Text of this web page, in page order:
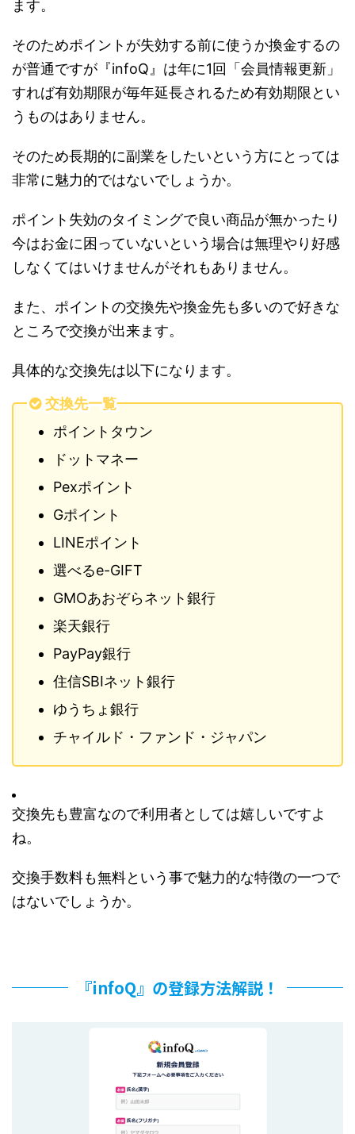
ます。
そのためポイントが失効する前に使うか換金するの
が普通ですが『infoQ』は年に1回「会員情報更新」
すれば有効期限が毎年延長されるため有効期限とい
うものはありません。
そのため長期的に副業をしたいという方にとっては
非常に魅力的ではないでしょうか。
ポイント失効のタイミングで良い商品が無かったり
今はお金に困っていないという場合は無理やり好感
しなくてはいけませんがそれもありません。
また、ポイントの交換先や換金先も多いので好きな
ところで交換が出来ます。
具体的な交換先は以下になります。
交換先一覧
ポイントタウン
ドットマネー
Pexポイント
Gポイント
LINEポイント
選べるe-GIFT
GMOあおぞらネット銀行
楽天銀行
PayPay銀行
住信SBIネット銀行
ゆうちょ銀行
チャイルド・ファンド・ジャパン
交換先も豊富なので利用者としては嬉しいですよ
ね。
交換手数料も無料という事で魅力的な特徴の一つで
はないでしょうか。
『infoQ』の登録方法解説！